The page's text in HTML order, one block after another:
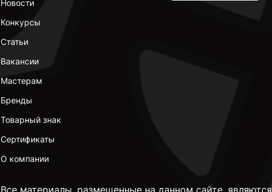
Новости
Конкурсы
Статьи
Вакансии
Мастерам
Бренды
Товарный знак
Сертификаты
О компании
Все материалы, размещенные на данном сайте, являются